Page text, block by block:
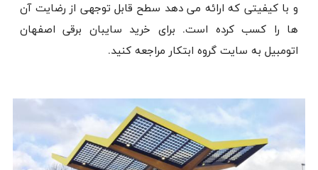
و با کیفیتی که ارائه می دهد سطح قابل توجهی از رضایت آن
ها را کسب کرده است. برای خرید سایبان برقی اصفهان
اتومبیل به سایت گروه ابتکار مراجعه کنید.